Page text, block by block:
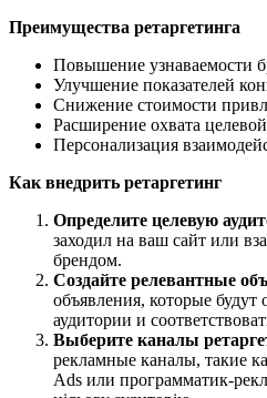
Преимущества ретаргетинга
Повышение узнаваемости
Улучшение показателей
Снижение стоимости
Расширение охвата
Персонализация
Как внедрить ретаргетинг
Определите целевую
заходил на ваш сайт или
брендом.
Создайте релевантные
объявления, которые будут
аудитории и
Выберите каналы
рекламные каналы, такие
Ads или программатик-